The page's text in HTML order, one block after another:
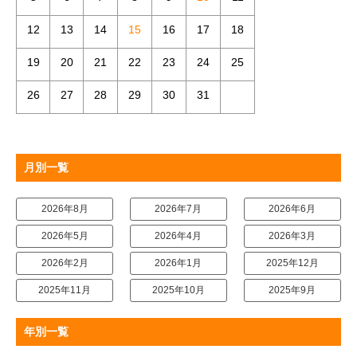
12 13 14 15 16 17 18
19 20 21 22 23 24 25
26 27 28 29 30 31
月別一覧
2026年8月 2026年7月 2026年6月
2026年5月 2026年4月 2026年3月
2026年2月 2026年1月 2025年12月
2025年11月 2025年10月 2025年9月
年別一覧